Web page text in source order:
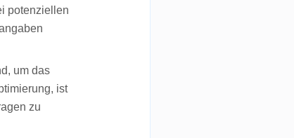
potenziellen
um das
ist
zu